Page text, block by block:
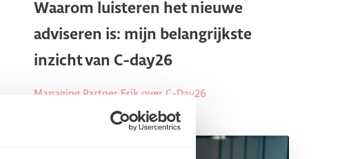
Waarom luisteren het nieuwe
adviseren is: mijn belangrijkste
inzicht van C-day26
Managing Partner Erik over C-Day26